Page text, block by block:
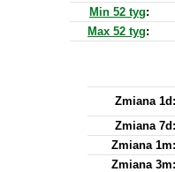
Min 52 tyg:
Max 52 tyg:
Zmiana 1d:
Zmiana 7d:
Zmiana 1m:
Zmiana 3m: